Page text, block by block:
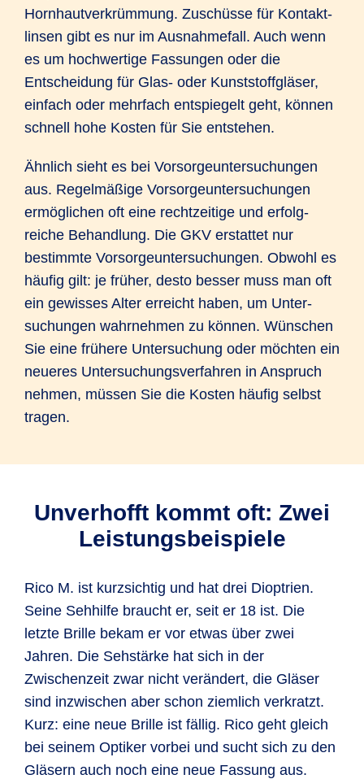
Horn­haut­ver­krüm­mung. Zuschüsse für Kontakt­
linsen gibt es nur im Ausnahme­fall. Auch wenn
es um hochwertige Fassungen oder die
Entscheidung für Glas- oder Kunst­stoff­gläser,
einfach oder mehrfach ent­spiegelt geht, können
schnell hohe Kosten für Sie entstehen.
Ähnlich sieht es bei Vorsorge­unter­suchungen
aus. Regel­mäßige Vorsorge­unter­suchungen
ermög­lichen oft eine recht­zeitige und erfolg­
reiche Behand­lung. Die GKV erstattet nur
bestimmte Vorsorge­unter­suchungen. Obwohl es
häufig gilt: je früher, desto besser muss man oft
ein gewisses Alter erreicht haben, um Unter­
suchungen wahrnehmen zu können. Wünschen
Sie eine frühere Unter­suchung oder möchten ein
neueres Unter­suchungs­verfahren in Anspruch
nehmen, müssen Sie die Kosten häufig selbst
tragen.
Unverhofft kommt oft: Zwei
Leistungs­beispiele
Rico M. ist kurzsichtig und hat drei Dioptrien.
Seine Sehhilfe braucht er, seit er 18 ist. Die
letzte Brille bekam er vor etwas über zwei
Jahren. Die Sehstärke hat sich in der
Zwischenzeit zwar nicht verändert, die Gläser
sind inzwischen aber schon ziemlich verkratzt.
Kurz: eine neue Brille ist fällig. Rico geht gleich
bei seinem Optiker vorbei und sucht sich zu den
Gläsern auch noch eine neue Fassung aus.